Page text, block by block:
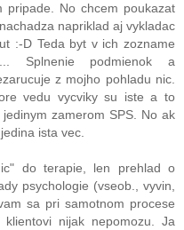
pripade. No chcem poukazat
napriklad aj vykladac
:-D Teda byt v ich zozname
Splnenie podmienok a
z mojho pohladu nic.
vedu vycviky su iste a to
zamerom SPS. No ak
ista vec.
do terapie, len prehlad o
psychologie (vseob., vyvin,
sa pri samotnom procese
klientovi nijak nepomozu. Ja